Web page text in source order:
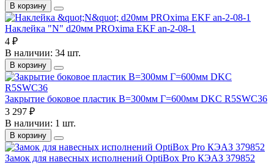
В корзину
Наклейка "N" d20мм PROxima EKF an-2-08-1
4 ₽
В наличии: 34 шт.
В корзину
Закрытие боковое пластик В=300мм Г=600мм DKC R5SWC36
3 297 ₽
В наличии: 1 шт.
В корзину
Замок для навесных исполнений OptiBox Pro КЭАЗ 379852